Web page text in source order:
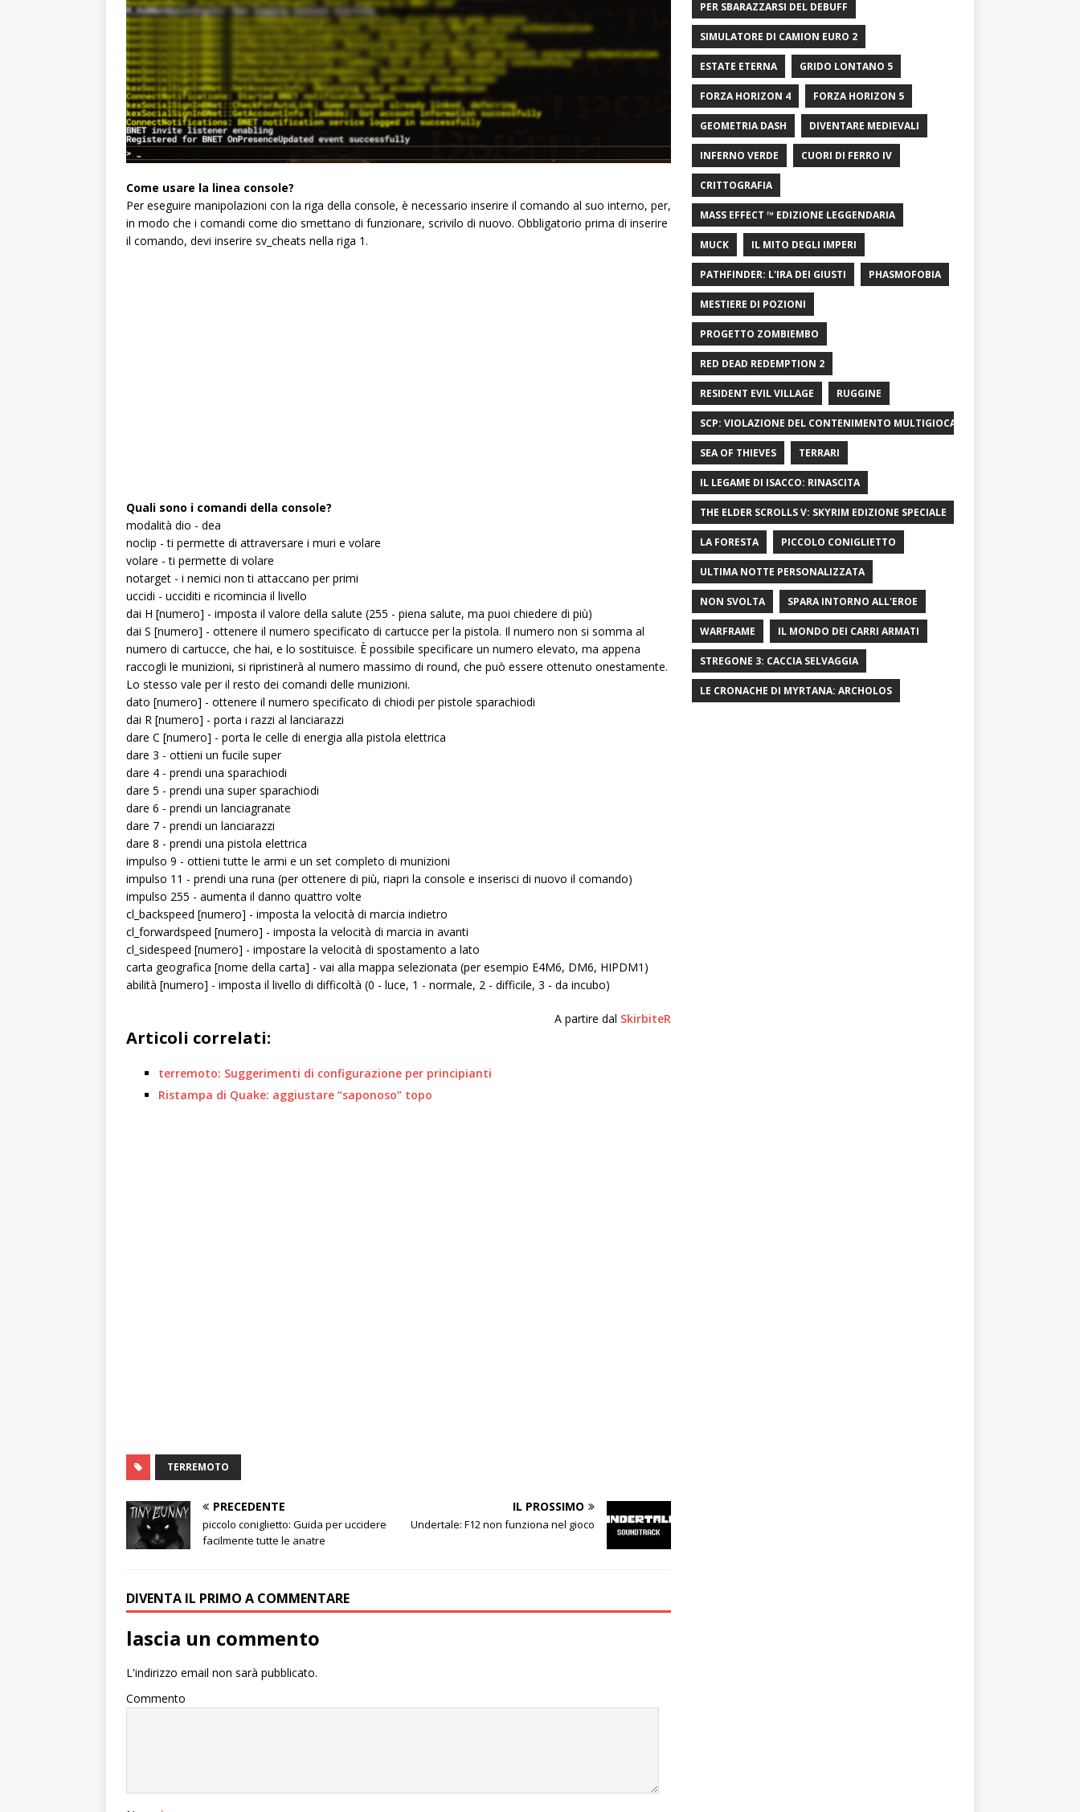
Come usare la linea console?
Per eseguire manipolazioni con la riga della console, è necessario inserire il comando al suo interno, per,
in modo che i comandi come dio smettano di funzionare, scrivilo di nuovo. Obbligatorio prima di inserire
il comando, devi inserire sv_cheats nella riga 1.
Quali sono i comandi della console?
modalità dio - dea
noclip - ti permette di attraversare i muri e volare
volare - ti permette di volare
notarget - i nemici non ti attaccano per primi
uccidi - ucciditi e ricomincia il livello
dai H [numero] - imposta il valore della salute (255 - piena salute, ma puoi chiedere di più)
dai S [numero] - ottenere il numero specificato di cartucce per la pistola. Il numero non si somma al
numero di cartucce, che hai, e lo sostituisce. È possibile specificare un numero elevato, ma appena
raccogli le munizioni, si ripristinerà al numero massimo di round, che può essere ottenuto onestamente.
Lo stesso vale per il resto dei comandi delle munizioni.
dato [numero] - ottenere il numero specificato di chiodi per pistole sparachiodi
dai R [numero] - porta i razzi al lanciarazzi
dare C [numero] - porta le celle di energia alla pistola elettrica
dare 3 - ottieni un fucile super
dare 4 - prendi una sparachiodi
dare 5 - prendi una super sparachiodi
dare 6 - prendi un lanciagranate
dare 7 - prendi un lanciarazzi
dare 8 - prendi una pistola elettrica
impulso 9 - ottieni tutte le armi e un set completo di munizioni
impulso 11 - prendi una runa (per ottenere di più, riapri la console e inserisci di nuovo il comando)
impulso 255 - aumenta il danno quattro volte
cl_backspeed [numero] - imposta la velocità di marcia indietro
cl_forwardspeed [numero] - imposta la velocità di marcia in avanti
cl_sidespeed [numero] - impostare la velocità di spostamento a lato
carta geografica [nome della carta] - vai alla mappa selezionata (per esempio E4M6, DM6, HIPDM1)
abilità [numero] - imposta il livello di difficoltà (0 - luce, 1 - normale, 2 - difficile, 3 - da incubo)
A partire dal SkirbiteR
Articoli correlati:
terremoto: Suggerimenti di configurazione per principianti
Ristampa di Quake: aggiustare “saponoso” topo
TERREMOTO
PRECEDENTE
piccolo coniglietto: Guida per uccidere
facilmente tutte le anatre
IL PROSSIMO
Undertale: F12 non funziona nel gioco
DIVENTA IL PRIMO A COMMENTARE
lascia un commento
L'indirizzo email non sarà pubblicato.
Commento
PER SBARAZZARSI DEL DEBUFF
SIMULATORE DI CAMION EURO 2
ESTATE ETERNA GRIDO LONTANO 5
FORZA HORIZON 4 FORZA HORIZON 5
GEOMETRIA DASH DIVENTARE MEDIEVALI
INFERNO VERDE CUORI DI FERRO IV
CRITTOGRAFIA
MASS EFFECT ™ EDIZIONE LEGGENDARIA
MUCK IL MITO DEGLI IMPERI
PATHFINDER: L'IRA DEI GIUSTI PHASMOFOBIA
MESTIERE DI POZIONI
PROGETTO ZOMBIEMBO
RED DEAD REDEMPTION 2
RESIDENT EVIL VILLAGE RUGGINE
SCP: VIOLAZIONE DEL CONTENIMENTO MULTIGIOCATORE
SEA OF ​​THIEVES TERRARI
IL LEGAME DI ISACCO: RINASCITA
THE ELDER SCROLLS V: SKYRIM EDIZIONE SPECIALE
LA FORESTA PICCOLO CONIGLIETTO
ULTIMA NOTTE PERSONALIZZATA
NON SVOLTA SPARA INTORNO ALL'EROE
WARFRAME IL MONDO DEI CARRI ARMATI
STREGONE 3: CACCIA SELVAGGIA
LE CRONACHE DI MYRTANA: ARCHOLOS